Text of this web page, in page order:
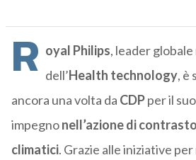
R oyal Philips, leader
dell’Health technology, è
ancora una volta da CDPper il suo
impegnonell’azione di
climatici. Grazie alle iniziative